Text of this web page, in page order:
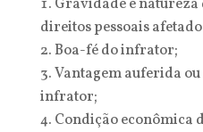
Gravidade e natureza
direitos pessoais
Boa-fé do infrator;
Vantagem auferida
infrator;
Condição econômica